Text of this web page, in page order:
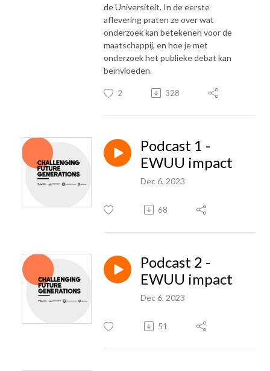
de Universiteit. In de eerste
aflevering praten ze over wat
onderzoek kan betekenen voor de
maatschappij, en hoe je met
onderzoek het publieke debat kan
beïnvloeden.
2 328
Podcast 1 -
EWUU impact
Dec 6, 2023
68
Podcast 2 -
EWUU impact
Dec 6, 2023
51